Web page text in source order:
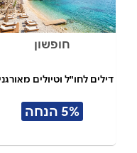
חופשון
דילים לחו"ל וטיולים
5% הנחה